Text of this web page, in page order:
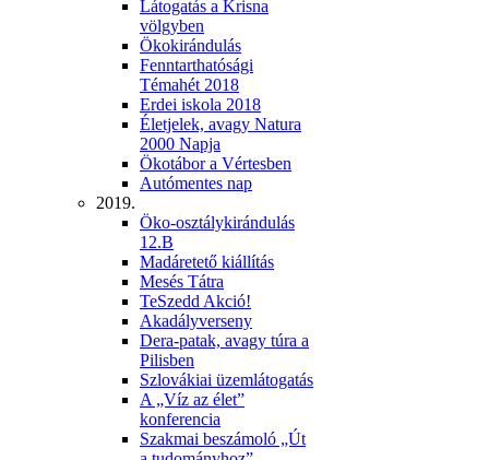
Látogatás a Krisna
völgyben
Ökokirándulás
Fenntarthatósági
Témahét 2018
Erdei iskola 2018
Életjelek, avagy Natura
2000 Napja
Ökotábor a Vértesben
Autómentes nap
2019.
Öko-osztálykirándulás
12.B
Madáretető kiállítás
Mesés Tátra
TeSzedd Akció!
Akadályverseny
Dera-patak, avagy túra a
Pilisben
Szlovákiai üzemlátogatás
A „Víz az élet”
konferencia
Szakmai beszámoló „Út